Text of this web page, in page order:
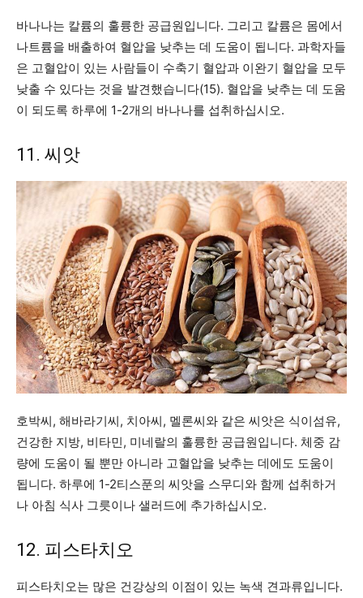
바나나는 칼륨의 훌륭한 공급원입니다. 그리고 칼륨은 몸에서
나트륨을 배출하여 혈압을 낮추는 데 도움이 됩니다. 과학자들
은 고혈압이 있는 사람들이 수축기 혈압과 이완기 혈압을 모두
낮출 수 있다는 것을 발견했습니다(15). 혈압을 낮추는 데 도움
이 되도록 하루에 1-2개의 바나나를 섭취하십시오.
11. 씨앗
호박씨, 해바라기씨, 치아씨, 멜론씨와 같은 씨앗은 식이섬유,
건강한 지방, 비타민, 미네랄의 훌륭한 공급원입니다. 체중 감
량에 도움이 될 뿐만 아니라 고혈압을 낮추는 데에도 도움이
됩니다. 하루에 1-2티스푼의 씨앗을 스무디와 함께 섭취하거
나 아침 식사 그릇이나 샐러드에 추가하십시오.
12. 피스타치오
피스타치오는 많은 건강상의 이점이 있는 녹색 견과류입니다.